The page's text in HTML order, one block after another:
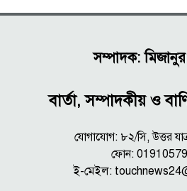
সম্পাদক:
বার্তা, সম্পাদকীয় ও
যোগাযোগ: ৮২/সি, উত্তর
ফোন:
ই-মেইল: